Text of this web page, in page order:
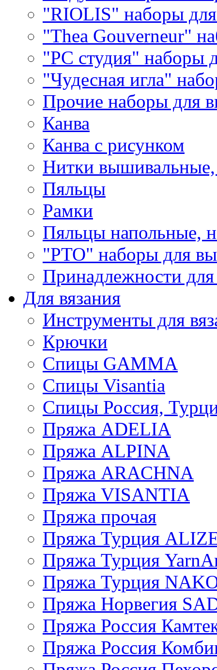
"RIOLIS" наборы
"Thea Gouverneur"
"РС студия" наборы
"Чудесная игла"
Прочие наборы для
Канва
Канва с рисунком
Нитки
Пяльцы
Рамки
Пяльцы напольные,
"РТО" наборы для
Принадлежности
Для вязания
Инструменты для
Крючки
Спицы GAMMA
Спицы Visantia
Спицы Россия,
Пряжа ADELIA
Пряжа ALPINA
Пряжа ARACHNA
Пряжа VISANTIA
Пряжа прочая
Пряжа Турция
Пряжа Турция
Пряжа Турция
Пряжа Норвегия
Пряжа Россия
Пряжа Россия